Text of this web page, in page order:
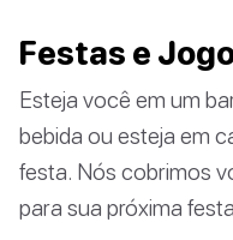
Festas e
Esteja você em um
bebida ou esteja em
festa. Nós cobrimos
para sua próxima